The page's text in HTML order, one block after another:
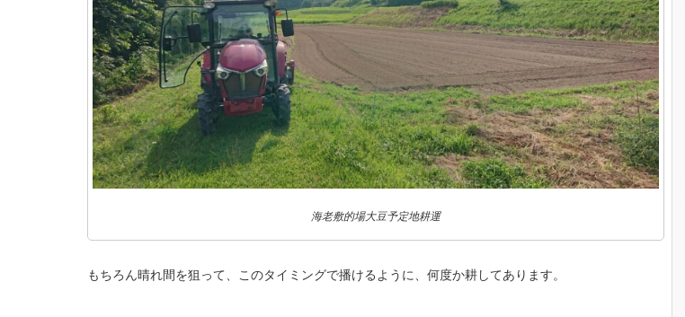
海老敷的場大豆予定地耕運
もちろん晴れ間を狙って、このタイミングで播けるように、何度か耕してあります。